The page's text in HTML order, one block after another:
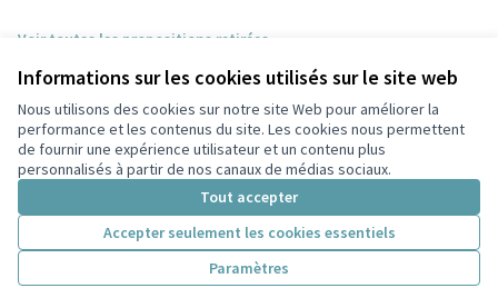
Informations sur les cookies utilisés sur le site web
Nous utilisons des cookies sur notre site Web pour améliorer la
performance et les contenus du site. Les cookies nous permettent
de fournir une expérience utilisateur et un contenu plus
personnalisés à partir de nos canaux de médias sociaux.
Tout accepter
Accepter seulement les cookies essentiels
Paramètres
Voir toutes les propositions retirées
Conditions d'utilisation
Paramètres des cookies
Participez Villeurbanne sur X
(Lien externe)
Participez Villeurbanne sur Facebook
Participez Villeurbanne sur Instagram
Participez Villeurbanne sur YouTube
(Lien externe)
Site réalisé grâce aulogiciel libre Decidim .
Licence
(Lien